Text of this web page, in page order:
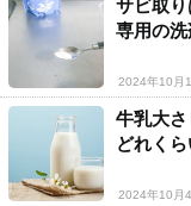
サビ取
専用の洗
2024年10月
牛乳大
どれくら
2024年10月